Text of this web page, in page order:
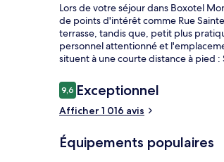
Lors de votre séjour dans Boxotel
de points d'intérêt comme Rue
terrasse, tandis que, petit plus
personnel attentionné et
situent à une courte distance à pied
Avis
voyageurs
9,69,6 sur 10
Exceptionnel
Afficher 1 016 avis
Équipements populaires